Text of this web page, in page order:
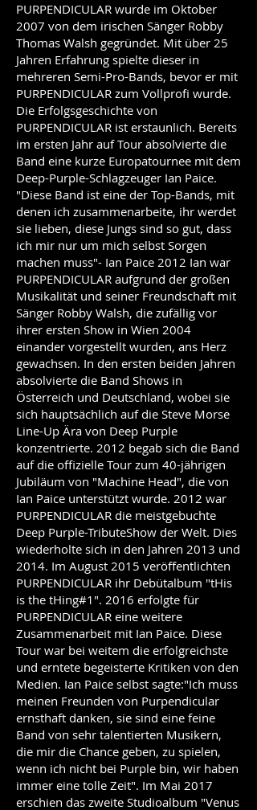
PURPENDICULAR wurde im Oktober
2007 von dem irischen Sänger Robby
Thomas Walsh gegründet. Mit über 25
Jahren Erfahrung spielte dieser in
mehreren Semi-Pro-Bands, bevor er mit
PURPENDICULAR zum Vollprofi wurde.
Die Erfolgsgeschichte von
PURPENDICULAR ist erstaunlich. Bereits
im ersten Jahr auf Tour absolvierte die
Band eine kurze Europatournee mit dem
Deep-Purple-Schlagzeuger Ian Paice.
"Diese Band ist eine der Top-Bands, mit
denen ich zusammenarbeite, ihr werdet
sie lieben, diese Jungs sind so gut, dass
ich mir nur um mich selbst Sorgen
machen muss"- Ian Paice 2012 Ian war
PURPENDICULAR aufgrund der großen
Musikalität und seiner Freundschaft mit
Sänger Robby Walsh, die zufällig vor
ihrer ersten Show in Wien 2004
einander vorgestellt wurden, ans Herz
gewachsen. In den ersten beiden Jahren
absolvierte die Band Shows in
Österreich und Deutschland, wobei sie
sich hauptsächlich auf die Steve Morse
Line-Up Ära von Deep Purple
konzentrierte. 2012 begab sich die Band
auf die offizielle Tour zum 40-jährigen
Jubiläum von "Machine Head", die von
Ian Paice unterstützt wurde. 2012 war
PURPENDICULAR die meistgebuchte
Deep Purple-TributeShow der Welt. Dies
wiederholte sich in den Jahren 2013 und
2014. Im August 2015 veröffentlichten
PURPENDICULAR ihr Debütalbum "tHis
is the tHing#1". 2016 erfolgte für
PURPENDICULAR eine weitere
Zusammenarbeit mit Ian Paice. Diese
Tour war bei weitem die erfolgreichste
und erntete begeisterte Kritiken von den
Medien. Ian Paice selbst sagte:"Ich muss
meinen Freunden von Purpendicular
ernsthaft danken, sie sind eine feine
Band von sehr talentierten Musikern,
die mir die Chance geben, zu spielen,
wenn ich nicht bei Purple bin, wir haben
immer eine tolle Zeit". Im Mai 2017
erschien das zweite Studioalbum "Venus